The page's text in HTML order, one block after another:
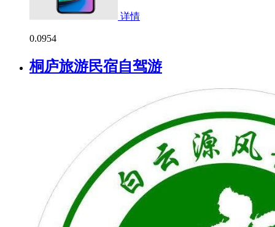
详情
0.0954
桐庐旅游民宿自驾游